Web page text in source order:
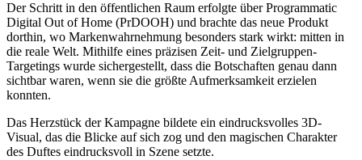
Der Schritt in den öffentlichen Raum erfolgte über Programmatic
Digital Out of Home (PrDOOH) und brachte das neue Produkt
dorthin, wo Markenwahrnehmung besonders stark wirkt: mitten in
die reale Welt. Mithilfe eines präzisen Zeit- und Zielgruppen-
Targetings wurde sichergestellt, dass die Botschaften genau dann
sichtbar waren, wenn sie die größte Aufmerksamkeit erzielen
konnten.
Das Herzstück der Kampagne bildete ein eindrucksvolles 3D-
Visual, das die Blicke auf sich zog und den magischen Charakter
des Duftes eindrucksvoll in Szene setzte.